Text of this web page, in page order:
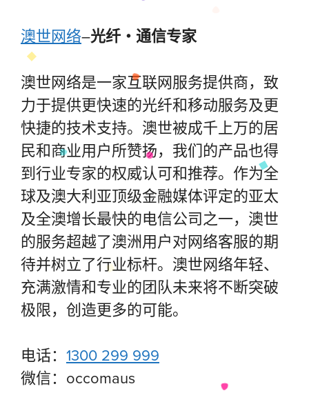
澳世网络–光纤・通信专家
澳世网络是一家互联网服务提供商，致
力于提供更快速的光纤和移动服务及更
快捷的技术支持。澳世被成千上万的居
民和商业用户所赞扬，我们的产品也得
到行业专家的权威认可和推荐。作为全
球及澳大利亚顶级金融媒体评定的亚太
及全澳增长最快的电信公司之一，澳世
的服务超越了澳洲用户对网络客服的期
待并树立了行业标杆。澳世网络年轻、
充满激情和专业的团队未来将不断突破
极限，创造更多的可能。
电话： 1300 299 999
微信：occomaus